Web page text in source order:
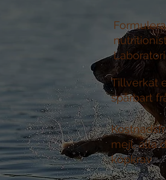
Tillverkat
spårbart
mejl, alla
köpkrav